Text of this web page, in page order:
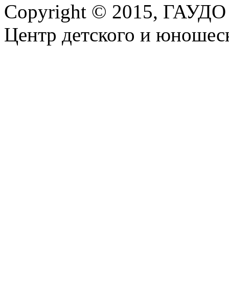
Copyright © 2015, ГАУДО
Центр детского и